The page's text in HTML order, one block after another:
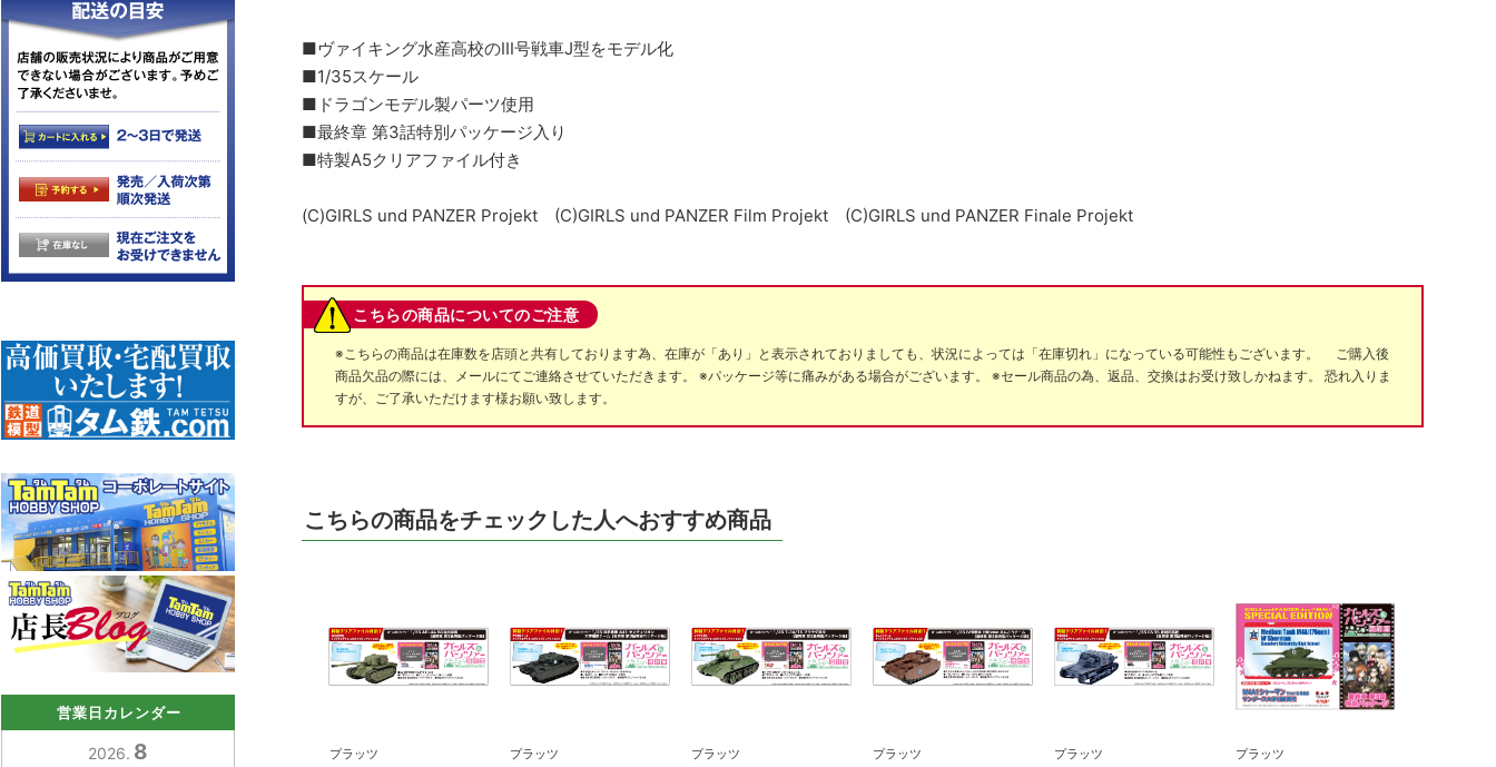
■ヴァイキング水産高校のIII号戦車J型をモデル化
■1/35スケール
■ドラゴンモデル製パーツ使用
■最終章 第3話特別パッケージ入り
■特製A5クリアファイル付き
(C)GIRLS und PANZER Projekt (C)GIRLS und PANZER Film Projekt (C)GIRLS und PANZER Finale Projekt
こちらの商品についてのご注意
※こちらの商品は在庫数を店頭と共有しております為、在庫が「あり」と表示されておりましても、状況によっては「在庫切れ」になっている可能性もございます。 ご購入後
商品欠品の際には、メールにてご連絡させていただきます。 ※パッケージ等に痛みがある場合がございます。 ※セール商品の為、返品、交換はお受け致しかねます。 恐れ入りま
すが、ご了承いただけます様お願い致します。
こちらの商品をチェックした人へおすすめ商品
プラッツ プラッツ プラッツ プラッツ プラッツ プラッツ
営業日カレンダー
2026. 8